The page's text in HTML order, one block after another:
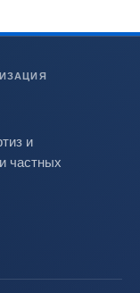
и
частных